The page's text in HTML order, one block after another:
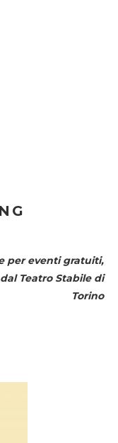
per eventi gratuiti,
Teatro Stabile di
Torino